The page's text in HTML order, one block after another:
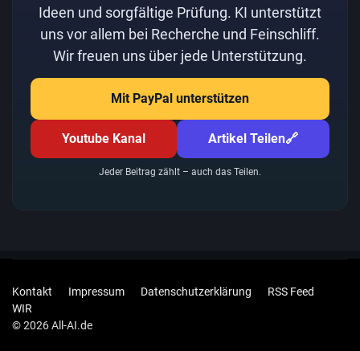
Ideen und sorgfältige Prüfung. KI unterstützt
uns vor allem bei Recherche und Feinschliff.
Wir freuen uns über jede Unterstützung.
Mit PayPal unterstützen
Youtube Kanal Artikel Teilen🔗
Jeder Beitrag zählt – auch das Teilen.
Kontakt Impressum Datenschutzerklärung
RSS Feed
WIR
© 2026 All-AI.de